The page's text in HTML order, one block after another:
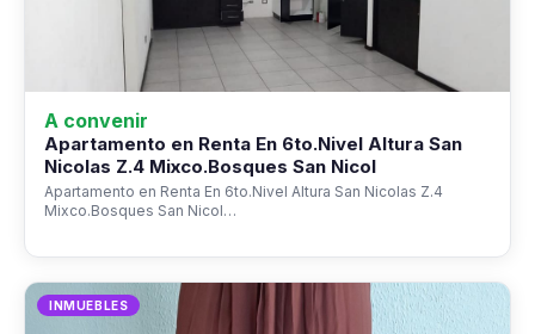
A convenir
Apartamento en Renta En 6to.Nivel Altura San
Nicolas Z.4 Mixco.Bosques San Nicol
Apartamento en Renta En 6to.Nivel Altura San Nicolas Z.4
Mixco.Bosques San Nicol…
INMUEBLES